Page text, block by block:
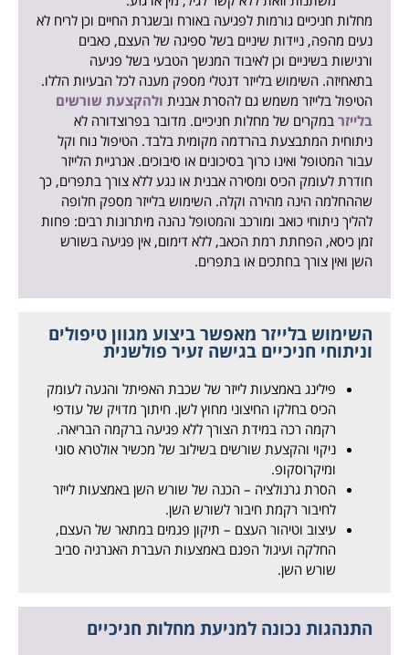
מחלות חניכיים גורמות לפגיעה באורח ובשגרת החיים וכן לריח לא
נעים מהפה, ניידות שיניים בשל ספיגה של העצם, כאבים
ורגישות בשיניים וכן לאיבוד המנשך הטבעי בשל פגיעה
בתאחיזה. השימוש בלייזר דנטלי מספק מענה לכל הבעיות הללו.
הטיפול בלייזר משמש גם להסרת אבנית ולהקצעת שורשים
בלייזר במקרים של מחלות חניכיים. מדובר בפרוצדורה לא
ניתוחית המתבצעת בהרדמה מקומית בלבד. הטיפול נוח וקל
עבור המטופל ואינו כרוך בסיכונים או סיבוכים. אנרגיית הלייזר
חודרת לעומק הכיס ומסירה אבנית או נגע ללא צורך בתפרים, כך
שההחלמה הינה מהירה וקלה. השימוש בלייזר מספק חלופה
להליך ניתוחי כואב ומורכב והמטופל נהנה מיתרונות רבים: פחות
זמן כיסא, הפחתת רמת הכאב, ללא דימום, אין פגיעה בשורש
השן ואין צורך בחתכים או בתפרים.
השימוש בלייזר מאפשר ביצוע מגוון טיפולים
וניתוחי חניכיים בגישה זעיר פולשנית
פילינג באמצעות לייזר של שכבת האפיתל והגעה לעומק
הכיס בחלקו החיצוני מחוץ לשן. חיתוך מדויק של עודפי
רקמה רכה במידת הצורך ללא פגיעה ברקמה הבריאה.
ניקוי והקצעת שורשים בשילוב של מכשיר אולטרא סוני
ומיקרוסקופ.
הסרת גרנולציה – הכנה של שורש השן באמצעות לייזר
לחיבור רקמת חיבור לשורש השן.
עיצוב וטיהור העצם – תיקון פגמים במתאר של העצם,
החלקה ועיגול הפגם באמצעות העברת האנרגיה סביב
שורש השן.
התנהגות נכונה למניעת מחלות חניכיים